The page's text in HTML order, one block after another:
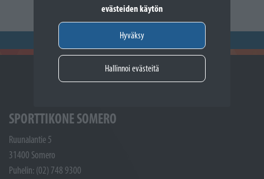
evästeiden käytön
Hyväksy
Hallinnoi evästeitä
SPORTTIKONE SOMERO
Ruunalantie 5
31400 Somero
Puhelin: (02) 748 9300